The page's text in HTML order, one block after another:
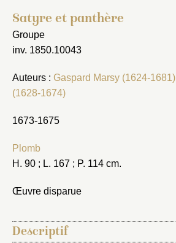
Satyre et panthère
Groupe
inv. 1850.10043
Auteurs : Gaspard Marsy (1624-1681)
(1628-1674)
1673-1675
Plomb
H. 90 ; L. 167 ; P. 114 cm.
Œuvre disparue
Descriptif